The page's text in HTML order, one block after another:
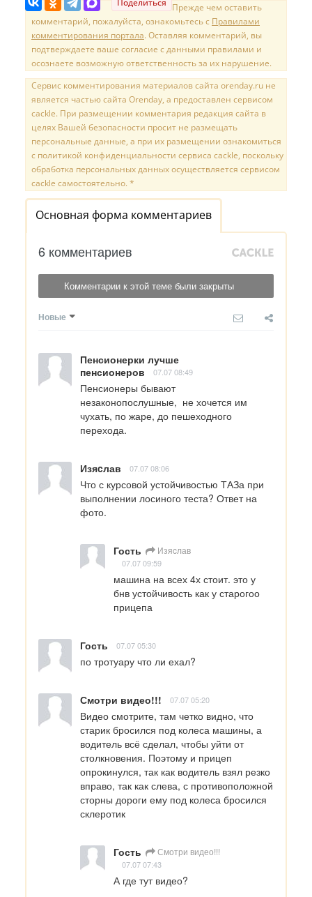
Поделиться Прежде чем оставить
комментарий, пожалуйста, ознакомьтесь с Правилами
комментирования портала. Оставляя комментарий, вы
подтверждаете ваше согласие с данными правилами и
осознаете возможную ответственность за их нарушение.
Сервис комментирования материалов сайта orenday.ru не
является частью сайта Orenday, а предоставлен сервисом
cackle. При размещении комментария редакция сайта в
целях Вашей безопасности просит не размещать
персональные данные, а при их размещении ознакомиться
с политикой конфиденциальности сервиса cackle, поскольку
обработка персональных данных осуществляется сервисом
cackle самостоятельно. *
Основная форма комментариев
6 комментариев
Комментарии к этой теме были закрыты
Новые
Пенсионерки лучше
пенсионеров
07.07 08:49
Пенсионеры бывают
незаконопослушные,  не хочется им
чухать, по жаре, до пешеходного
перехода.
Изяcлав 07.07 08:06
Что с курсовой устойчивостью ТАЗа при
выполнении лосиного теста? Ответ на
фото.
Гость Изяcлав
07.07 09:59
машина на всех 4х стоит. это у
бнв устойчивость как у старогоо
прицепа
Гость 07.07 05:30
по тротуару что ли ехал?
Смотри видео!!! 07.07 05:20
Видео смотрите, там четко видно, что
старик бросился под колеса машины, а
водитель всё сделал, чтобы уйти от
столкновения. Поэтому и прицеп
опрокинулся, так как водитель взял резко
вправо, так как слева, с противоположной
сторны дороги ему под колеса бросился
склеротик
Гость Смотри видео!!!
07.07 07:43
А где тут видео?